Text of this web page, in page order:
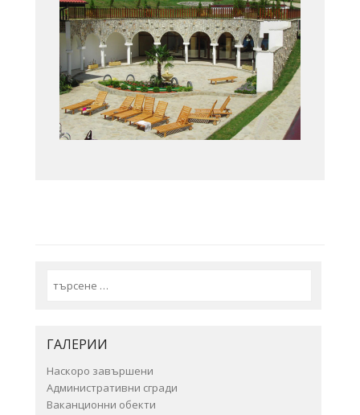
ГАЛЕРИИ
Наскоро завършени
Административни сгради
Ваканционни обекти